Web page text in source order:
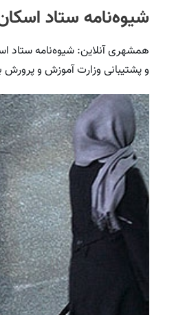
شیوه‌نامه ستاد اسکان
و پشتیبانی وزارت آموزش و پرورش
و پیچ گوشتی شارژی فوق‌قدرت با کنترل
سرعت ⚡ (همراه با متعلقات)